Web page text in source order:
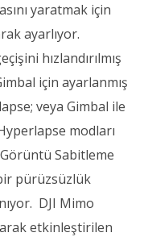
yaratmak için
ayarlıyor.
hızlandırılmış
için ayarlanmış
veya Gimbal ile
modları
Sabitleme
pürüzsüzlük
DJI Mimo
etkinleştirilen